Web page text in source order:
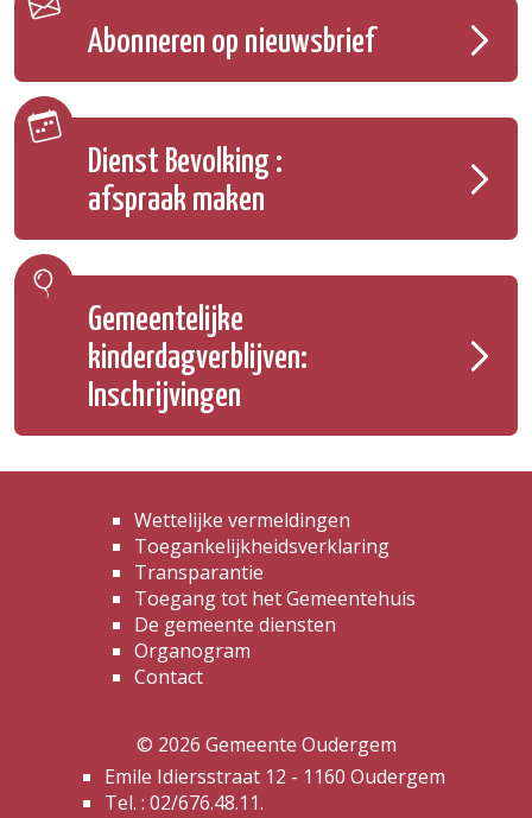
Abonneren op nieuwsbrief
Dienst Bevolking :
afspraak maken
Gemeentelijke
kinderdagverblijven:
Inschrijvingen
Wettelijke vermeldingen
Toegankelijkheidsverklaring
Transparantie
Toegang tot het Gemeentehuis
De gemeente diensten
Organogram
Contact
© 2026 Gemeente Oudergem
Emile Idiersstraat 12 - 1160 Oudergem
Tel. : 02/676.48.11.